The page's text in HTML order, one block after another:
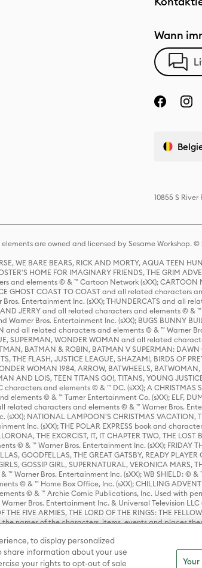
Wann
10855 S
are owned and licensed by Sesame Workshop. ©
WE BARE BEARS, RICK AND MORTY, AQUA TEEN
HOME FOR IMAGINARY FRIENDS, THE GRIM
and elements © & ™ Cartoon Network (sXX); CARTOON
GHOST COAST TO COAST and all related
Entertainment Inc. (sXX); THUNDERCATS and all
JERRY and all related characters and elements © &
Bros. Entertainment Inc. (sXX); BUGS BUNNY
and all related characters and elements © & ™ Warner
SUPERMAN, WONDER WOMAN and all related
BATMAN & ROBIN, BATMAN V SUPERMAN: DAWN
THE FLASH, JUSTICE LEAGUE, SHAZAM!, BIRDS OF
WOMAN 1984, ARROW, BATWHEELS,
AND LOIS, TEEN TITANS GO!, TITANS, YOUNG
and elements © & ™ DC. (sXX); A CHRISTMAS
elements © & ™ Turner Entertainment Co. (sXX); ELF,
related characters and elements © & ™ Warner Bros.
NATIONAL LAMPOON'S CHRISTMAS VACATION,
Inc. (sXX); THE POLAR EXPRESS book and
THE EXORCIST, IT, IT CHAPTER TWO, THE
© & ™ Warner Bros. Entertainment Inc. (sXX); FRIDAY
GOODFELLAS, THE GREAT GATSBY, READY PLAYER
GOSSIP GIRL, SUPERNATURAL, VERONICA MARS,
Bros. Entertainment Inc. (sXX); WB SHIELD: © &
© & ™ Home Box Office, Inc. (sXX); CHILLING
© & ™ Archie Comic Publications, Inc. Used with
Bros. Entertainment Inc. & Universal Television LLC
FIVE ARMIES, THE LORD OF THE RINGS: THE
the names of the characters, items, events and
trademarks, characters, names, and indicia are © &
to display personalized
information about your use
your rights to opt-out of sale
Your